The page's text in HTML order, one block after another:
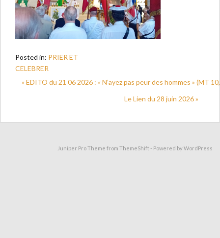
Posted in: PRIER ET
CELEBRER
« EDITO du 21 06 2026 : « N’ayez pas peur des hommes » (MT
Le Lien du 28 juin 2026 »
Juniper Pro Theme from ThemeShift- Powered byWordPress